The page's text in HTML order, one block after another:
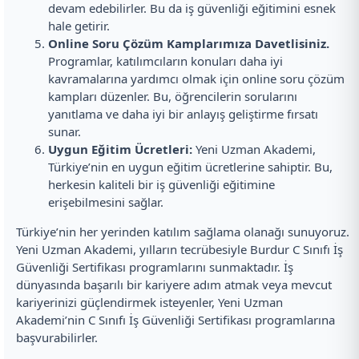
devam edebilirler. Bu da iş güvenliği eğitimini esnek
hale getirir.
Online Soru Çözüm Kamplarımıza Davetlisiniz.
Programlar, katılımcıların konuları daha iyi
kavramalarına yardımcı olmak için online soru çözüm
kampları düzenler. Bu, öğrencilerin sorularını
yanıtlama ve daha iyi bir anlayış geliştirme fırsatı
sunar.
Uygun Eğitim Ücretleri: Yeni Uzman Akademi,
Türkiye’nin en uygun eğitim ücretlerine sahiptir. Bu,
herkesin kaliteli bir iş güvenliği eğitimine
erişebilmesini sağlar.
Türkiye’nin her yerinden katılım sağlama olanağı sunuyoruz.
Yeni Uzman Akademi, yılların tecrübesiyle Burdur C Sınıfı İş
Güvenliği Sertifikası programlarını sunmaktadır. İş
dünyasında başarılı bir kariyere adım atmak veya mevcut
kariyerinizi güçlendirmek isteyenler, Yeni Uzman
Akademi’nin C Sınıfı İş Güvenliği Sertifikası programlarına
başvurabilirler.